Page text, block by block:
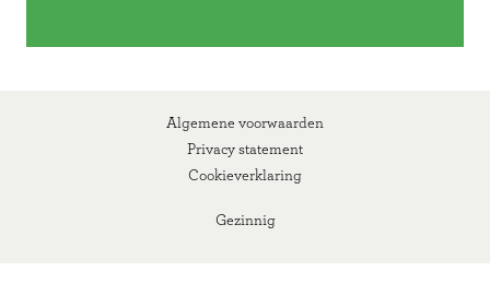
Gezinnig
Algemene voorwaarden
Privacy statement
Cookieverklaring